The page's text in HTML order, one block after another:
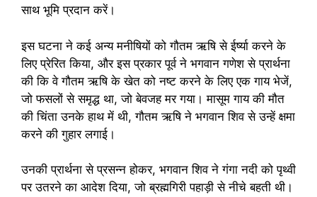
साथ भूमि प्रदान करें।
इस घटना ने कई अन्य मनीषियों को गौतम ऋषि से ईर्ष्या करने के
लिए प्रेरित किया, और इस प्रकार पूर्व ने भगवान गणेश से प्रार्थना
की कि वे गौतम ऋषि के खेत को नष्ट करने के लिए एक गाय भेजें,
जो फसलों से समृद्ध था, जो बेवजह मर गया। मासूम गाय की मौत
की चिंता उनके हाथ में थी, गौतम ऋषि ने भगवान शिव से उन्हें क्षमा
करने की गुहार लगाई।
उनकी प्रार्थना से प्रसन्न होकर, भगवान शिव ने गंगा नदी को पृथ्वी
पर उतरने का आदेश दिया, जो ब्रह्मगिरी पहाड़ी से नीचे बहती थी।